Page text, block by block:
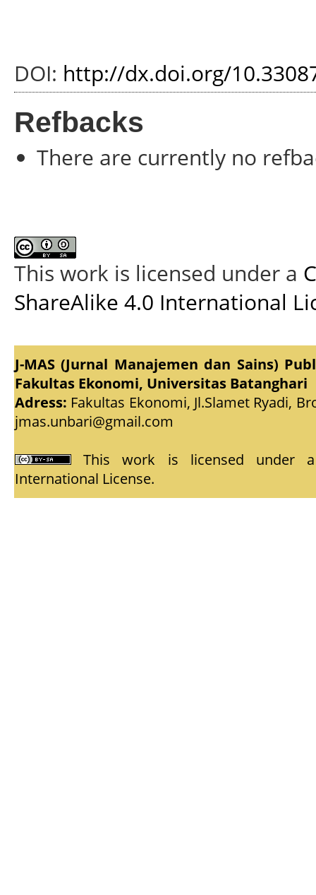
DOI: http://dx.doi.org/
Refbacks
There are currently no
This work is licensed under a
ShareAlike 4.0 International
J-MAS (Jurnal Manajemen dan Sains)
Fakultas Ekonomi, Universitas Batanghari
Adress: Fakultas Ekonomi, Jl.Slamet Ryadi,
jmas.unbari@gmail.com
This work is licensed under
International License.